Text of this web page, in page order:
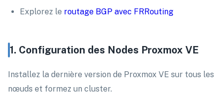
Explorez le routage BGP avec FRRouting
1. Configuration des Nodes Proxmox VE
Installez la dernière version de Proxmox VE sur tous les
nœuds et formez un cluster.